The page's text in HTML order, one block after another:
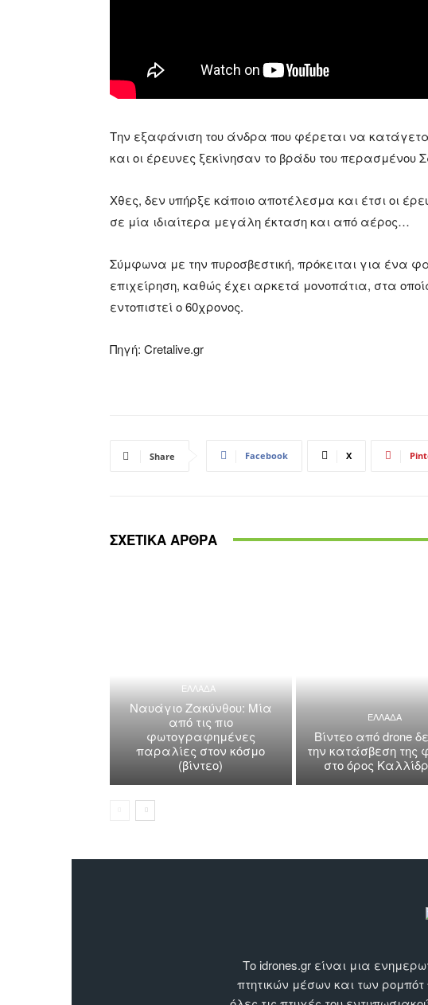
Την εξαφάνιση του άνδρα που φέρεται να
και οι έρευνες ξεκίνησαν το βράδυ του περασμένου
Χθες, δεν υπήρξε κάποιο αποτέλεσμα και έτσι οι
σε μία ιδιαίτερα μεγάλη έκταση και από αέρος…
Σύμφωνα με την πυροσβεστική, πρόκειται για ένα
επιχείρηση, καθώς έχει αρκετά μονοπάτια, στα
εντοπιστεί ο 60χρονος.
Πηγή: Cretalive.gr
Share Facebook X
ΣΧΕΤΙΚΑ ΑΡΘΡΑ
ΕΛΛΑΔΑ
Ναυάγιο Ζακύνθου: Μία
από τις πιο
φωτογραφημένες
παραλίες στον κόσμο
(βίντεο)
ΕΛΛΑΔΑ
Βίντεο από drone
την κατάσβεση της
στο όρος
Το idrones.gr είναι μια
πτητικών μέσων και των